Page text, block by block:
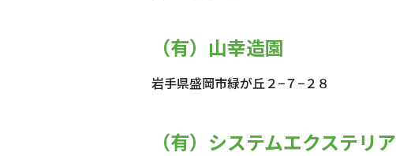
（有）山幸造園
岩手県盛岡市緑が丘２−７−２８
（有）システムエクステリア